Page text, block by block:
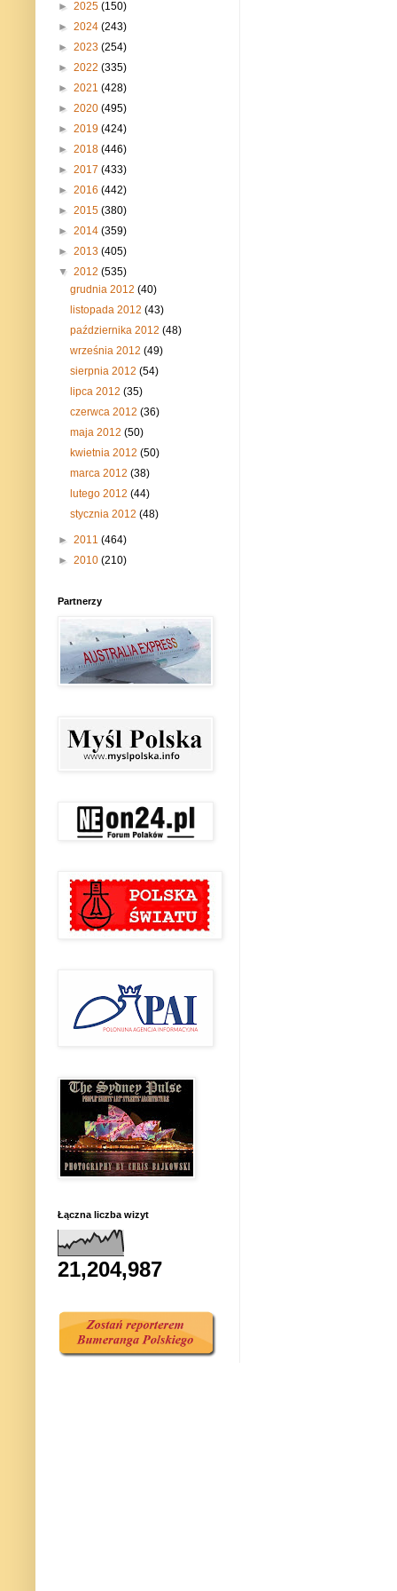
► 2025 (150)
► 2024 (243)
► 2023 (254)
► 2022 (335)
► 2021 (428)
► 2020 (495)
► 2019 (424)
► 2018 (446)
► 2017 (433)
► 2016 (442)
► 2015 (380)
► 2014 (359)
► 2013 (405)
▼ 2012 (535)
grudnia 2012(40)
listopada 2012(43)
października 2012(48)
września 2012(49)
sierpnia 2012(54)
lipca 2012(35)
czerwca 2012(36)
maja 2012(50)
kwietnia 2012(50)
marca 2012(38)
lutego 2012(44)
stycznia 2012(48)
► 2011 (464)
► 2010 (210)
Partnerzy
Łączna liczba wizyt
21,204,987